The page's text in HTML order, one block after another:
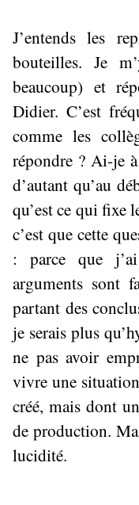
J’entends les
bouteilles. Je
beaucoup) et
Didier. C’est
comme les
répondre ? Ai-je
d’autant qu’au
qu’est ce qui fixe
c’est que cette
: parce que
arguments sont
partant des
je serais plus
ne pas avoir
vivre une
créé, mais dont
de production.
lucidité.